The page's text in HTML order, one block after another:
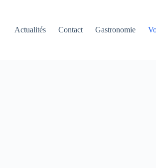
Actualités
Contact Gastronomie